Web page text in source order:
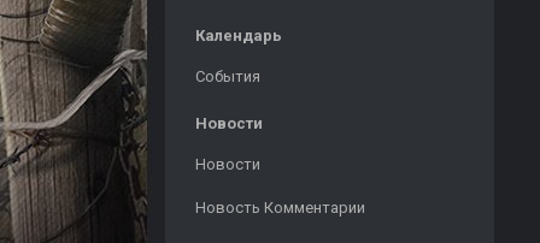
Календарь
События
Новости
Новости
Новость Комментарии